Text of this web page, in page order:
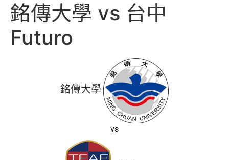
銘傳大學 vs 台中
Futuro
銘傳大學
vs